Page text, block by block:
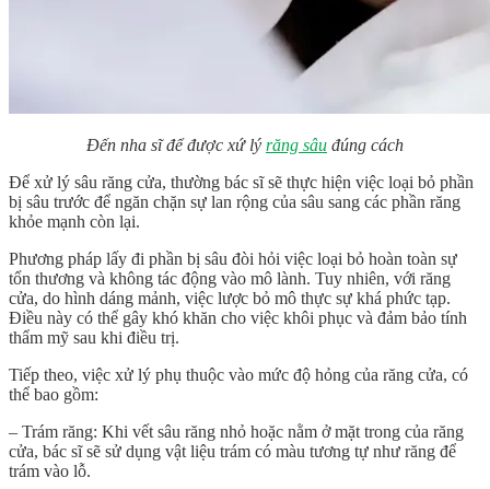
Đến nha sĩ để được xứ lý răng sâu đúng cách
Để xử lý sâu răng cửa, thường bác sĩ sẽ thực hiện việc loại bỏ phần
bị sâu trước để ngăn chặn sự lan rộng của sâu sang các phần răng
khỏe mạnh còn lại.
Phương pháp lấy đi phần bị sâu đòi hỏi việc loại bỏ hoàn toàn sự
tổn thương và không tác động vào mô lành. Tuy nhiên, với răng
cửa, do hình dáng mảnh, việc lược bỏ mô thực sự khá phức tạp.
Điều này có thể gây khó khăn cho việc khôi phục và đảm bảo tính
thẩm mỹ sau khi điều trị.
Tiếp theo, việc xử lý phụ thuộc vào mức độ hỏng của răng cửa, có
thể bao gồm:
– Trám răng: Khi vết sâu răng nhỏ hoặc nằm ở mặt trong của răng
cửa, bác sĩ sẽ sử dụng vật liệu trám có màu tương tự như răng để
trám vào lỗ.